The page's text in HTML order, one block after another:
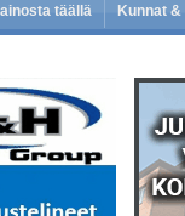
täällä Kunnat